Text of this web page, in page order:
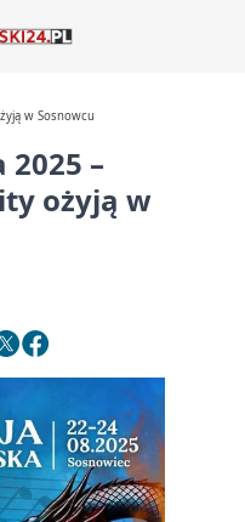
w Sosnowcu
2025 –
ożyją w